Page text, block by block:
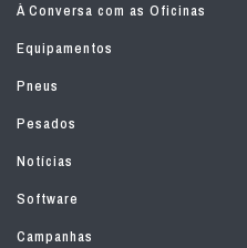
À Conversa com as Oficinas
Equipamentos
Pneus
Pesados
Notícias
Software
Campanhas